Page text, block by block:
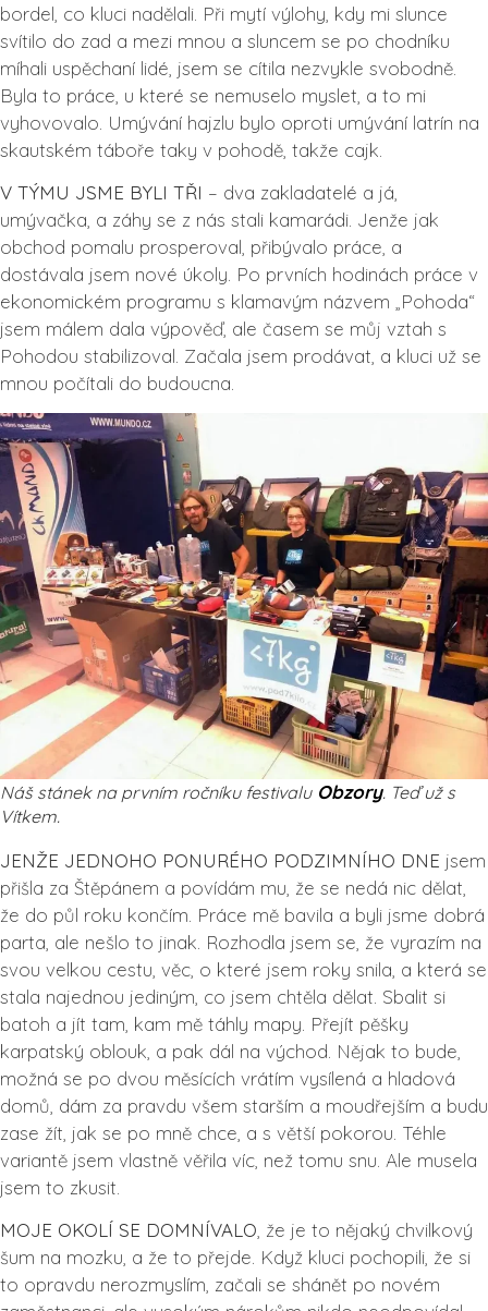
bordel, co kluci nadělali. Při mytí výlohy, kdy mi slunce
svítilo do zad a mezi mnou a sluncem se po chodníku
míhali uspěchaní lidé, jsem se cítila nezvykle svobodně.
Byla to práce, u které se nemuselo myslet, a to mi
vyhovovalo. Umývání hajzlu bylo oproti umývání latrín na
skautském táboře taky v pohodě, takže cajk.
V TÝMU JSME BYLI TŘI – dva zakladatelé a já,
umývačka, a záhy se z nás stali kamarádi. Jenže jak
obchod pomalu prosperoval, přibývalo práce, a
dostávala jsem nové úkoly. Po prvních hodinách práce v
ekonomickém programu s klamavým názvem „Pohoda“
jsem málem dala výpověď, ale časem se můj vztah s
Pohodou stabilizoval. Začala jsem prodávat, a kluci už se
mnou počítali do budoucna.
Náš stánek na prvním ročníku festivalu Obzory. Teď už s
Vítkem.
JENŽE JEDNOHO PONURÉHO PODZIMNÍHO DNE jsem
přišla za Štěpánem a povídám mu, že se nedá nic dělat,
že do půl roku končím. Práce mě bavila a byli jsme dobrá
parta, ale nešlo to jinak. Rozhodla jsem se, že vyrazím na
svou velkou cestu, věc, o které jsem roky snila, a která se
stala najednou jediným, co jsem chtěla dělat. Sbalit si
batoh a jít tam, kam mě táhly mapy. Přejít pěšky
karpatský oblouk, a pak dál na východ. Nějak to bude,
možná se po dvou měsících vrátím vysílená a hladová
domů, dám za pravdu všem starším a moudřejším a budu
zase žít, jak se po mně chce, a s větší pokorou. Téhle
variantě jsem vlastně věřila víc, než tomu snu. Ale musela
jsem to zkusit.
MOJE OKOLÍ SE DOMNÍVALO , že je to nějaký chvilkový
šum na mozku, a že to přejde. Když kluci pochopili, že si
to opravdu nerozmyslím, začali se shánět po novém